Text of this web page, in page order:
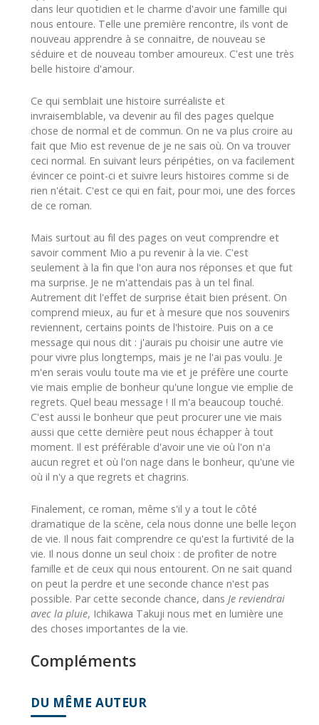
dans leur quotidien et le charme d'avoir une famille qui
nous entoure. Telle une première rencontre, ils vont de
nouveau apprendre à se connaitre, de nouveau se
séduire et de nouveau tomber amoureux. C'est une très
belle histoire d'amour.
Ce qui semblait une histoire surréaliste et
invraisemblable, va devenir au fil des pages quelque
chose de normal et de commun. On ne va plus croire au
fait que Mio est revenue de je ne sais où. On va trouver
ceci normal. En suivant leurs péripéties, on va facilement
évincer ce point-ci et suivre leurs histoires comme si de
rien n'était. C'est ce qui en fait, pour moi, une des forces
de ce roman.
Mais surtout au fil des pages on veut comprendre et
savoir comment Mio a pu revenir à la vie. C'est
seulement à la fin que l'on aura nos réponses et que fut
ma surprise. Je ne m'attendais pas à un tel final.
Autrement dit l'effet de surprise était bien présent. On
comprend mieux, au fur et à mesure que nos souvenirs
reviennent, certains points de l'histoire. Puis on a ce
message qui nous dit : j'aurais pu choisir une autre vie
pour vivre plus longtemps, mais je ne l'ai pas voulu. Je
m'en serais voulu toute ma vie et je préfère une courte
vie mais emplie de bonheur qu'une longue vie emplie de
regrets. Quel beau message ! Il m'a beaucoup touché.
C'est aussi le bonheur que peut procurer une vie mais
aussi que cette dernière peut nous échapper à tout
moment. Il est préférable d'avoir une vie où l'on n'a
aucun regret et où l'on nage dans le bonheur, qu'une vie
où il n'y a que regrets et chagrins.
Finalement, ce roman, même s'il y a tout le côté
dramatique de la scène, cela nous donne une belle leçon
de vie. Il nous fait comprendre ce qu'est la furtivité de la
vie. Il nous donne un seul choix : de profiter de notre
famille et de ceux qui nous entourent. On ne sait quand
on peut la perdre et une seconde chance n'est pas
possible. Par cette seconde chance, dans Je reviendrai
avec la pluie, Ichikawa Takuji nous met en lumière une
des choses importantes de la vie.
Compléments
DU MÊME AUTEUR